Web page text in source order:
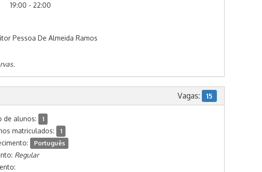
19:00 - 22:00
Pessoa De Almeida Ramos
Vagas: 15
de alunos: 1
matriculados: 1
Português
Regular